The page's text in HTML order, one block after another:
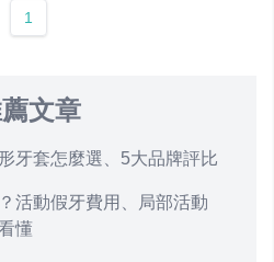
1
文章
牙套怎麼選、5大品牌評比
活動假牙費用、局部活動
懂